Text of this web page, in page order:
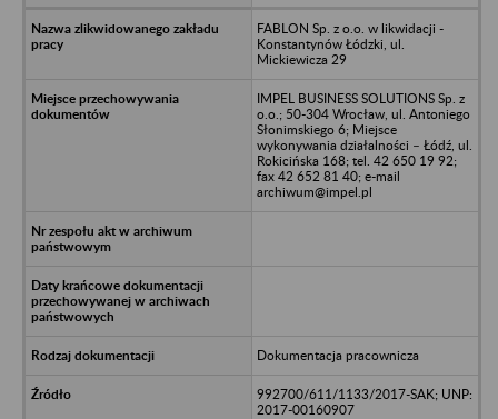
FABLON Sp. z o.o. w likwidacji -
Konstantynów Łódzki, ul.
Mickiewicza 29
IMPEL BUSINESS SOLUTIONS Sp. z
o.o.; 50-304 Wrocław, ul. Antoniego
Słonimskiego 6; Miejsce
wykonywania działalności – Łódź, ul.
Rokicińska 168; tel. 42 650 19 92;
fax 42 652 81 40; e-mail
archiwum@impel.pl
Dokumentacja pracownicza
992700/611/1133/2017-SAK; UNP:
2017-00160907